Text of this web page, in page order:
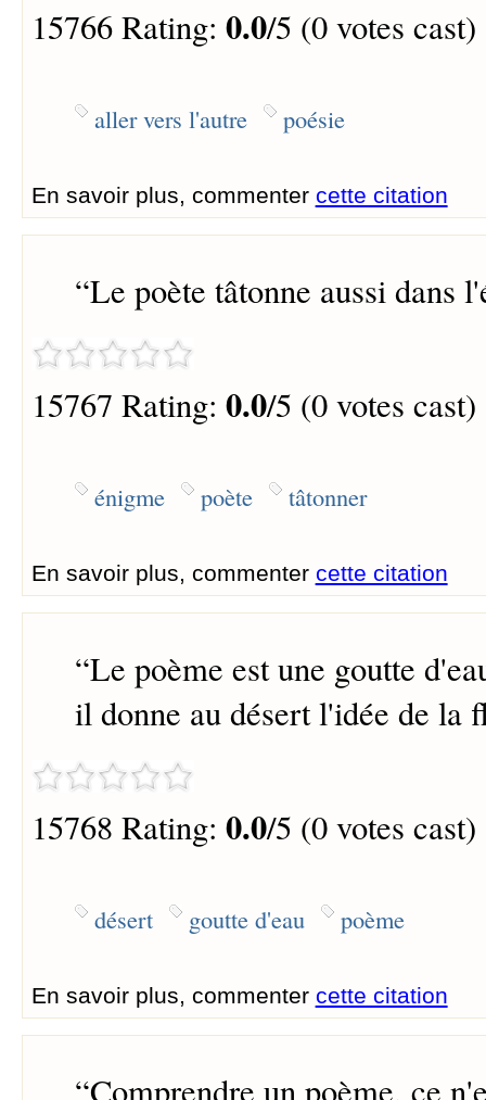
15766 Rating: 0.0/5 (0 votes cast)
aller vers l'autre poésie
En savoir plus, commenter cette citation
“Le poète tâtonne aussi dans
15767 Rating: 0.0/5 (0 votes cast)
énigme poète tâtonner
En savoir plus, commenter cette citation
“Le poème est une goutte
il donne au désert l'idée de la
15768 Rating: 0.0/5 (0 votes cast)
désert goutte d'eau poème
En savoir plus, commenter cette citation
“Comprendre un poème, ce